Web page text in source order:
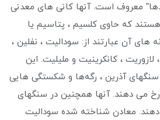
معروف است. آنها کانی های معدنی
که حاوی کلسیم ، پتاسیم یا
های آن عبارتند از: سودالیت ، نفلین ،
، کانکرینیت و ملیلیت. این
آذرین ، رگه‌ها و شکستگی هایی
می دهند. آنها همچنین در سنگهای
معادن شناخته شده سودالیت